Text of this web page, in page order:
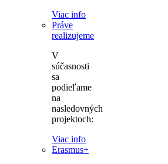
Viac info
Práve
realizujeme
V
súčasnosti
sa
podieľame
na
nasledovných
projektoch:
Viac info
Erasmus+